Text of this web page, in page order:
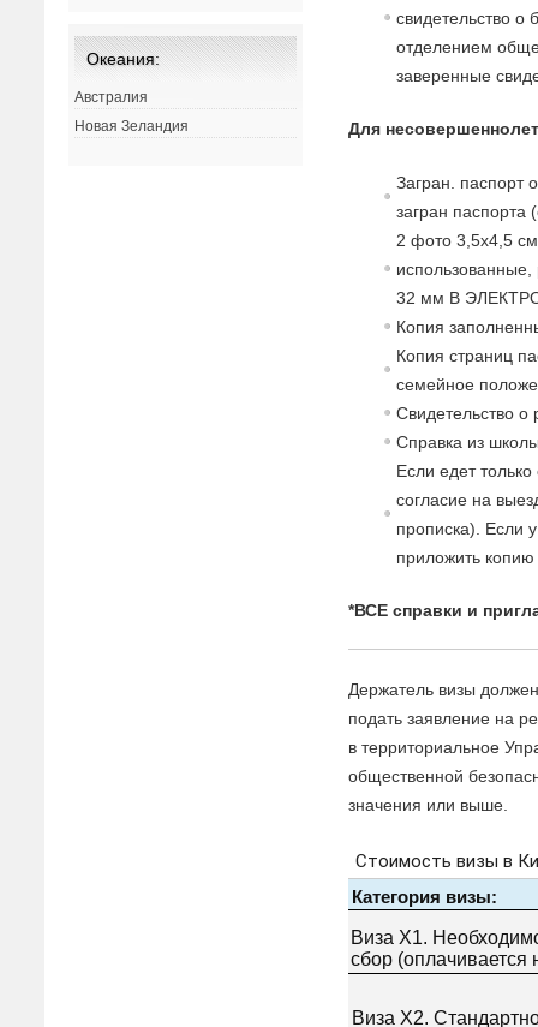
свидетельство о
отделением
заверенные
Для
Загран. паспорт
загран
2 фото 3,5х4,5
32 мм В
Копия
Копия страниц
семейное
Свидетельство
Справка из
Если едет
согласие на
прописка). Если
приложить
*ВСЕ справки и
Держатель визы
подать заявление на
в территориальное
общественной
значения или выше.
Океания:
Австралия
Новая Зеландия